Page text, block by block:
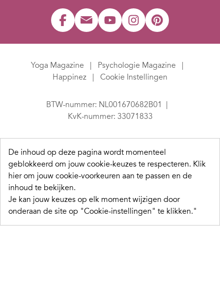
Yoga Magazine
Psychologie Magazine
Happinez
Cookie Instellingen
BTW-nummer: NL001670682B01
KvK-nummer: 33071833
De inhoud op deze pagina wordt momenteel
geblokkeerd om jouw cookie-keuzes te respecteren. Klik
hier om jouw cookie-voorkeuren aan te passen en de
inhoud te bekijken.
Je kan jouw keuzes op elk moment wijzigen door
onderaan de site op "Cookie-instellingen" te klikken."